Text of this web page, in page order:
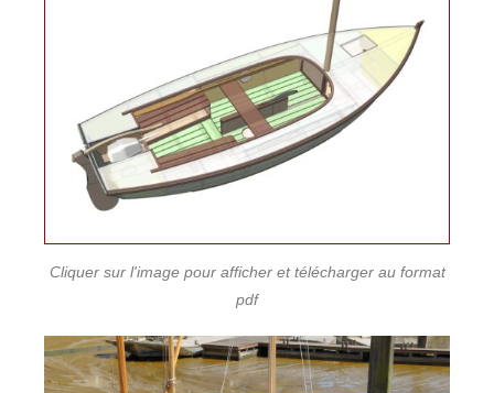
Cliquer sur l'image pour afficher et télécharger au format
pdf